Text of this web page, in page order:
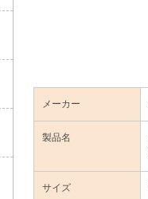
メーカー
製品名
サイズ